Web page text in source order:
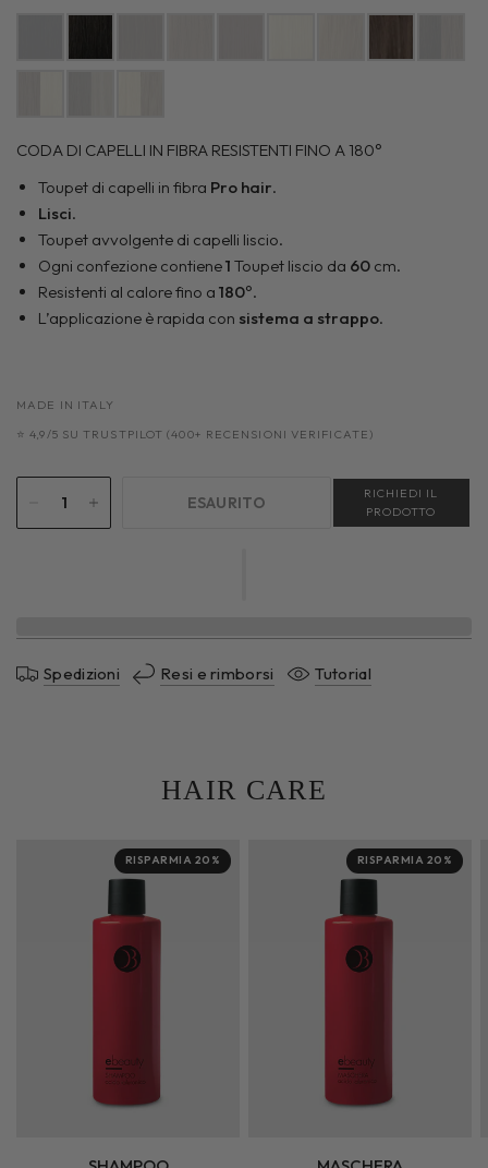
CODA DI CAPELLI IN FIBRA RESISTENTI FINO A 180°
Toupet di capelli in fibra Pro hair.
Lisci.
Toupet avvolgente di capelli liscio.
Ogni confezione contiene1 Toupet liscio da 60 cm.
Resistenti al calore fino a 180°.
L’applicazione è rapida con sistema a strappo.
MADE IN ITALY
⭐ 4,9/5 SU TRUSTPILOT (400+ RECENSIONI VERIFICATE)
ESAURITO
RICHIEDI IL
PRODOTTO
Spedizioni Resi e rimborsi Tutorial
HAIR CARE
RISPARMIA 20% RISPARMIA 20%